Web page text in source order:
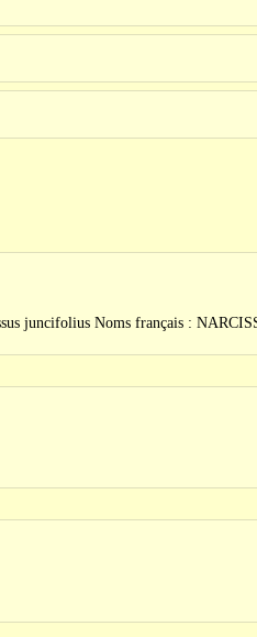
Noms français :